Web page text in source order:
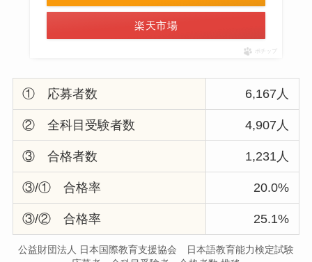
楽天市場
ポチップ
① 応募者数 6,167人
② 全科目受験者数 4,907人
③ 合格者数 1,231人
③/① 合格率 20.0%
③/② 合格率 25.1%
公益財団法人 日本国際教育支援協会 日本語教育能力検定試験